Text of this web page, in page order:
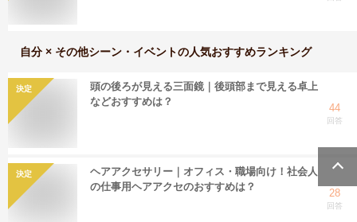
自分 × その他シーン・イベントの人気おすすめランキング
決定
頭の後ろが見える三面鏡｜後頭部まで見える卓上
などおすすめは？
44
回答
決定
ヘアアクセサリー｜オフィス・職場向け！社会人
の仕事用ヘアアクセのおすすめは？
28
回答